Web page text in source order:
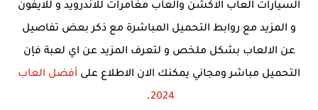
السيارات العاب الاكشن والعاب مغامرات للاندرويد و للايفون
و المزيد مع روابط التحميل المباشرة مع ذكر بعض تفاصيل
عن الالعاب بشكل ملخص و لتعرف المزيد عن اي لعبة فإن
التحميل مباشر ومجاني يمكنك الان الاطلاع على أفضل العاب
2024
.